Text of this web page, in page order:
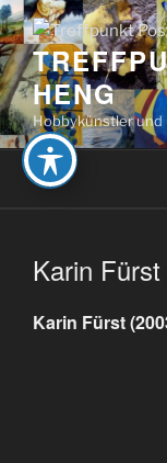
Zum
Inhalt
springen
HENG
Hobbykünstler und
Karin
Karin Fürst